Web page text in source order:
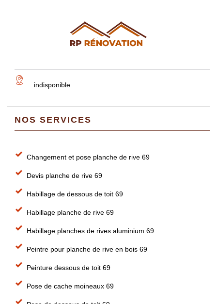
indisponible
NOS SERVICES
Changement et pose planche de rive 69
Devis planche de rive 69
Habillage de dessous de toit 69
Habillage planche de rive 69
Habillage planches de rives aluminium 69
Peintre pour planche de rive en bois 69
Peinture dessous de toit 69
Pose de cache moineaux 69